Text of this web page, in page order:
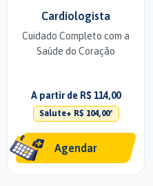
Cardiologista
Cuidado Completo com a
Saúde do Coração
A partir de R$ 114,00
Salute+ R$ 104,00*
Agendar